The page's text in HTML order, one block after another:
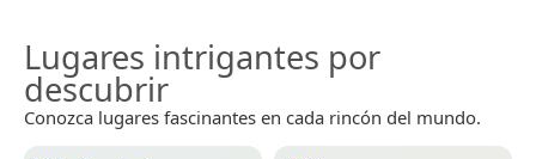
Lugares intrigantes por
descubrir
Conozca lugares fascinantes en cada rincón del mundo.